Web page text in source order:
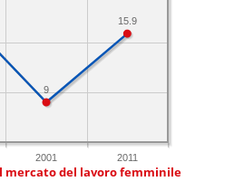
2001 2011
15.9
9
mercato del lavoro femminile